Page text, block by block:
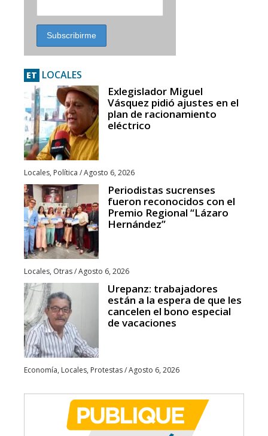
ET LOCALES
Exlegislador Miguel
Vásquez pidió ajustes en el
plan de racionamiento
eléctrico
Locales, Política /Agosto 6, 2026
Periodistas sucrenses
fueron reconocidos con el
Premio Regional “Lázaro
Hernández”
Locales, Otras/Agosto 6, 2026
Urepanz: trabajadores
están a la espera de que les
cancelen el bono especial
de vacaciones
Economía, Locales, Protestas/Agosto 6, 2026